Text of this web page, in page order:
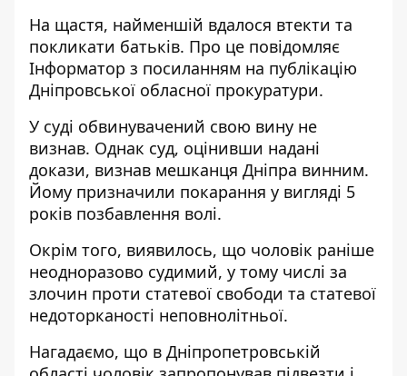
На щастя, найменшій вдалося втекти та
покликати батьків. Про це повідомляє
Інформатор з посиланням на публікацію
Дніпровської обласної прокуратури.
У суді обвинувачений свою вину не
визнав. Однак суд, оцінивши надані
докази, визнав мешканця Дніпра винним.
Йому призначили покарання у вигляді 5
років позбавлення волі.
Окрім того, виявилось, що чоловік раніше
неодноразово судимий, у тому числі за
злочин проти статевої свободи та статевої
недоторканості неповнолітньої.
Нагадаємо, що в Дніпропетровській